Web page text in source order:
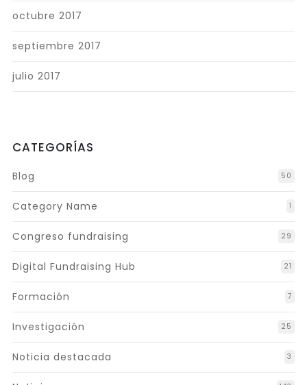
octubre 2017
septiembre 2017
julio 2017
CATEGORÍAS
Blog 50
Category Name 1
Congreso fundraising 29
Digital Fundraising Hub 21
Formación 7
Investigación 25
Noticia destacada 3